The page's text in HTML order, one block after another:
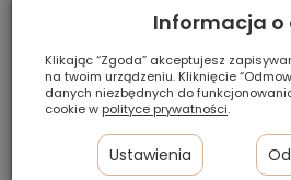
101/
Informacja o
Klikając “Zgoda” akceptujesz
na twoim urządzeniu. Kliknięcie
danych niezbędnych do
cookie w polityce prywatności.
Ustawienia